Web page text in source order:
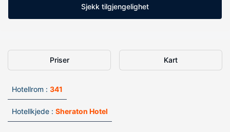
Sjekk tilgjengelighet
Priser Kart
Hotellrom : 341
Hotellkjede : Sheraton Hotel